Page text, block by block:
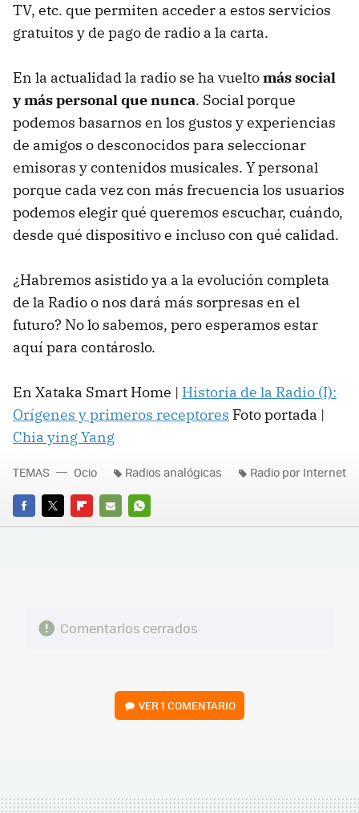
TV, etc. que permiten acceder a estos servicios
gratuitos y de pago de radio a la carta.
En la actualidad la radio se ha vueltomás social
y más personal que nunca. Social porque
podemos basarnos en los gustos y experiencias
de amigos o desconocidos para seleccionar
emisoras y contenidos musicales. Y personal
porque cada vez con más frecuencia los usuarios
podemos elegir qué queremos escuchar, cuándo,
desde qué dispositivo e incluso con qué calidad.
¿Habremos asistido ya a la evolución completa
de la Radio o nos dará más sorpresas en el
futuro? No lo sabemos, pero esperamos estar
aquí para contároslo.
En Xataka Smart Home | Historia de la Radio (I):
Orígenes y primeros receptores Foto portada |
Chia ying Yang
FACEBOOK
TWITTERFLIPBOARD
E-
WHATSAPP
TEMAS Ocio Radios analógicas Radio por Internet
Comentarios cerrados
VER1 COMENTARIO